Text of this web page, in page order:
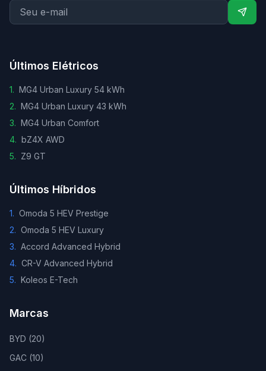
Últimos Elétricos
1. MG4 Urban Luxury 54 kWh
2. MG4 Urban Luxury 43 kWh
3. MG4 Urban Comfort
4. bZ4X AWD
5. Z9 GT
Últimos Híbridos
1. Omoda 5 HEV Prestige
2. Omoda 5 HEV Luxury
3. Accord Advanced Hybrid
4. CR-V Advanced Hybrid
5. Koleos E-Tech
Marcas
BYD (20)
GAC (10)